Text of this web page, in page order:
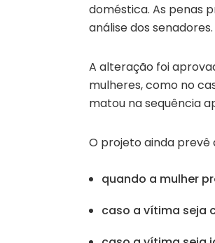
doméstica. As penas
análise dos senadores.
A alteração foi
mulheres, como no
matou na sequência
O projeto ainda prevê
quando a mulher
caso a vítima seja